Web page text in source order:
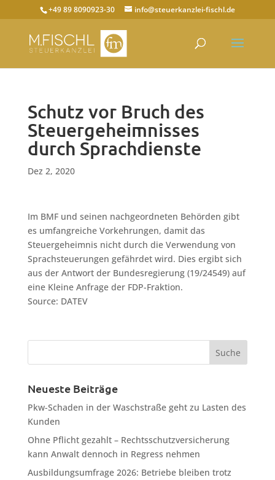
+49 89 8090923-30 info@steuerkanzlei-fischl.de
Schutz vor Bruch des
Steuergeheimnisses
durch Sprachdienste
Dez 2, 2020
Im BMF und seinen nachgeordneten Behörden gibt
es umfangreiche Vorkehrungen, damit das
Steuergeheimnis nicht durch die Verwendung von
Sprachsteuerungen gefährdet wird. Dies ergibt sich
aus der Antwort der Bundesregierung (19/24549) auf
eine Kleine Anfrage der FDP-Fraktion.
Source: DATEV
Neueste Beiträge
Pkw-Schaden in der Waschstraße geht zu Lasten des
Kunden
Ohne Pflicht gezahlt – Rechtsschutzversicherung
kann Anwalt dennoch in Regress nehmen
Ausbildungsumfrage 2026: Betriebe bleiben trotz